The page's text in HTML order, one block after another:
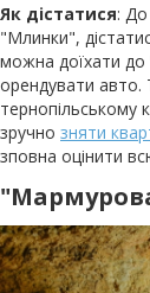
Як дістатися: До
"Млинки",
можна доїхати до
орендувати
тернопільському
зручно зняти
зповна оцінити